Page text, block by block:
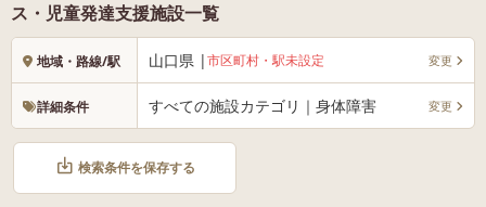
ス・児童発達支援施設一覧
地域・路線/駅 山口県 |市区町村・駅未設定 変更
詳細条件 すべての施設カテゴリ｜身体障害 変更
検索条件を保存する